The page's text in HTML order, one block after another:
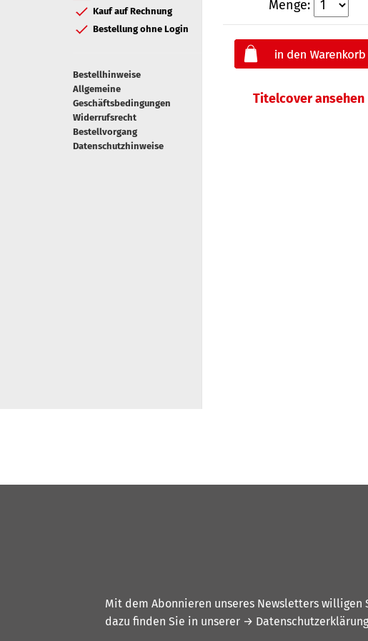
Kauf auf Rechnung
Bestellung ohne Login
Bestellhinweise
Allgemeine
Geschäftsbedingungen
Widerrufsrecht
Bestellvorgang
Datenschutzhinweise
Menge:
Titelcover ansehen
Mit dem Abonnieren unseres Newsletters willigen
dazu finden Sie in unserer → Datenschutzerklärung